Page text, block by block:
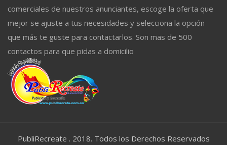
comerciales de nuestros anunciantes, escoge la oferta que
mejor se ajuste a tus necesidades y selecciona la opción
que más te guste para contactarlos. Son mas de 500
contactos para que pidas a domicilio
PubliRecreate . 2018. Todos los Derechos Reservados